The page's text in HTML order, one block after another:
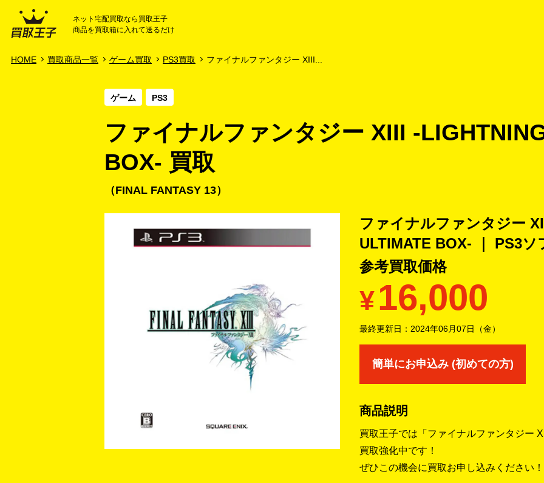
HOME
ネット宅配買取なら買取王子
商品を買取箱に入れて送るだけ
HOME 買取商品一覧 ゲーム買取 PS3買取 ファイナルファンタジー XIII...
ゲーム PS3
ファイナルファンタジー XIII -
BOX- 買取
FINAL FANTASY 13
ファイナルファンタジー
ULTIMATE BOX- ｜ PS3
参考買取価格
¥16,000
最終更新日： 2024年06月07日（金）
簡単にお申込み (初めての方)
商品説明
買取王子では「ファイナルファンタジー
買取強化中です！
ぜひこの機会に買取お申し込みください！